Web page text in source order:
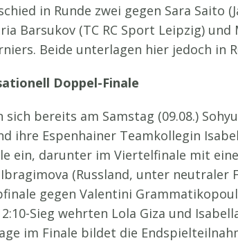
in Runde zwei gegen Sara Saito
Barsukov (TC RC Sport Leipzig)
Beide unterlagen hier jedoch in
Doppel-Finale
bereits am Samstag (09.08.)
ihre Espenhainer Teamkollegin
ein, darunter im Viertelfinale mit
(Russland, unter
gegen Valentini
Sieg wehrten Lola Giza und
im Finale bildet die